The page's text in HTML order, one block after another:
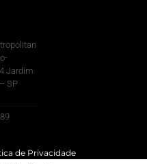
Jardim
SP
de Privacidade